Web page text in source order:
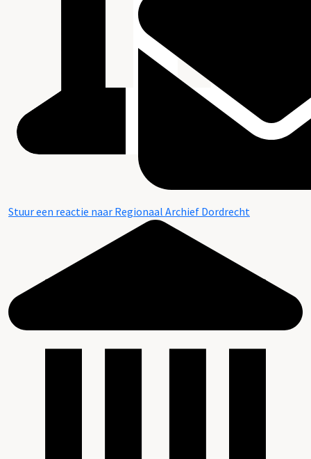
Stuur een reactie naar Regionaal Archief Dordrecht